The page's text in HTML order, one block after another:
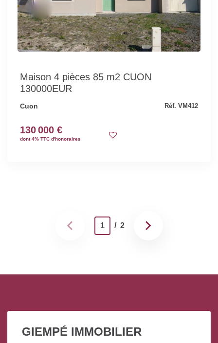
Maison 4 pièces 85 m2 CUON
130000EUR
Cuon Réf. VM412
130 000 €
dont 4% TTC d'honoraires
1 / 2
GIEMPÉ IMMOBILIER